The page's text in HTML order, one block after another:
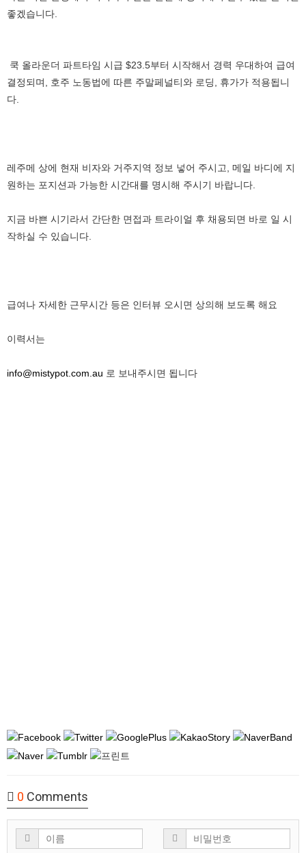
좋겠습니다.
쿡 올라운더 파트타임 시급 $23.5부터 시작해서 경력 우대하여 급여
결정되며, 호주 노동법에 따른 주말페널티와 로딩, 휴가가 적용됩니
다.
레주메 상에 현재 비자와 거주지역 정보 넣어 주시고, 메일 바디에 지
원하는 포지션과 가능한 시간대를 명시해 주시기 바랍니다.
지금 바쁜 시기라서 간단한 면접과 트라이얼 후 채용되면 바로 일 시
작하실 수 있습니다.
급여나 자세한 근무시간 등은 인터뷰 오시면 상의해 보도록 해요
이력서는
info@mistypot.com.au 로 보내주시면 됩니다
0 Comments